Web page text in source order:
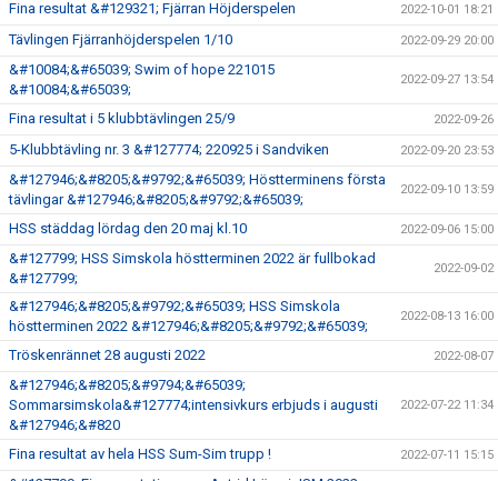
Fina resultat &#129321; Fjärran Höjderspelen 2022-10-01 18:21
Tävlingen Fjärranhöjderspelen 1/10 2022-09-29 20:00
&#10084;&#65039; Swim of hope 221015
&#10084;&#65039;
2022-09-27 13:54
Fina resultat i 5 klubbtävlingen 25/9 2022-09-26
5-Klubbtävling nr. 3 &#127774; 220925 i Sandviken 2022-09-20 23:53
&#127946;&#8205;&#9792;&#65039; Höstterminens första
tävlingar &#127946;&#8205;&#9792;&#65039;
2022-09-10 13:59
HSS städdag lördag den 20 maj kl.10 2022-09-06 15:00
&#127799; HSS Simskola höstterminen 2022 är fullbokad
&#127799;
2022-09-02
&#127946;&#8205;&#9792;&#65039; HSS Simskola
höstterminen 2022 &#127946;&#8205;&#9792;&#65039;
2022-08-13 16:00
Tröskenrännet 28 augusti 2022 2022-08-07
&#127946;&#8205;&#9794;&#65039;
Sommarsimskola&#127774;intensivkurs erbjuds i augusti
&#127946;&#820
2022-07-22 11:34
Fina resultat av hela HSS Sum-Sim trupp ! 2022-07-11 15:15